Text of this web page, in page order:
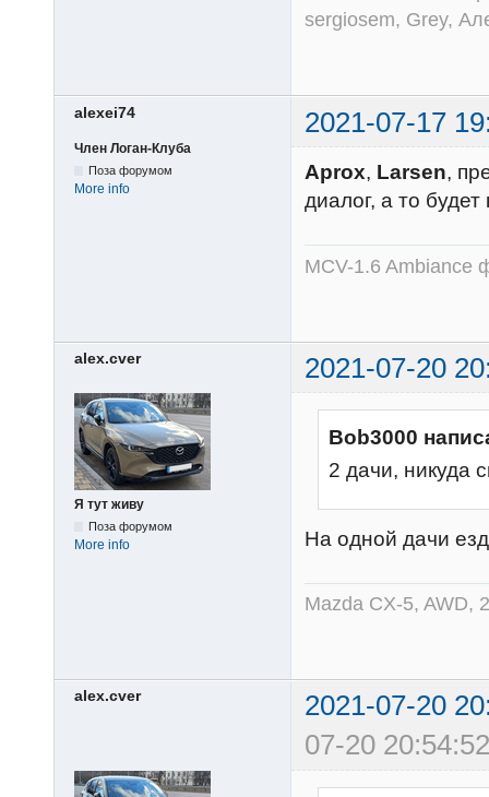
sergiosem, Grey,
alexei74 2021-07-17
Член Логан-Клуба
Поза форумом
More info
Aprox, Larsen,
диалог, а то
MCV-1.6 Ambiance
alex.cver 2021-07-20
Я тут живу
Поза форумом
More info
Bob3000
2 дачи, никуда
На одной дачи
Mazda CX-5, AWD,
alex.cver
2021-07-20
07-20